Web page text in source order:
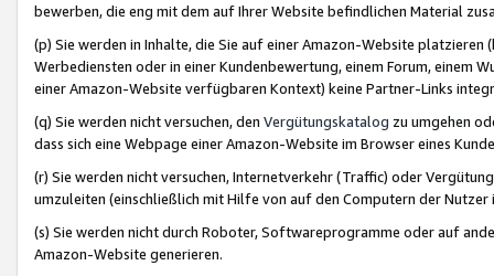
bewerben, die eng mit dem auf Ihrer Website befindlichen Material
(p) Sie werden in Inhalte, die Sie auf einer Amazon-Website
Werbediensten oder in einer Kundenbewertung, einem Forum, einem
einer Amazon-Website verfügbaren Kontext) keine Partner-Links
(q) Sie werden nicht versuchen, den Vergütungskatalog zu umgehen
dass sich eine Webpage einer Amazon-Website im Browser eines
(r) Sie werden nicht versuchen, Internetverkehr (Traffic) oder
umzuleiten (einschließlich mit Hilfe von auf den Computern der
(s) Sie werden nicht durch Roboter, Softwareprogramme oder auf
Amazon-Website generieren.